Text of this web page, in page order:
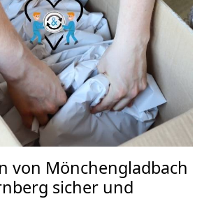
von Mönchengladbach
sicher und